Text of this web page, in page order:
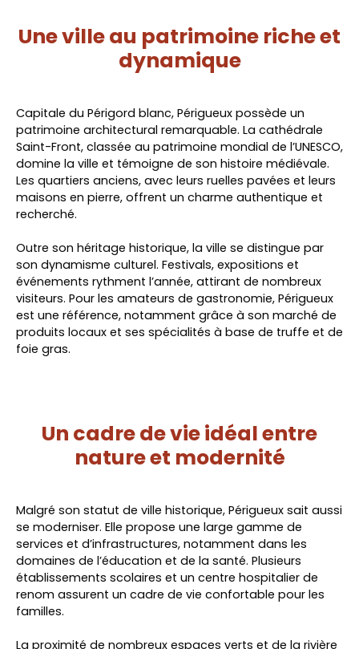
Une ville au patrimoine riche et
dynamique
Capitale du Périgord blanc, Périgueux possède un
patrimoine architectural remarquable. La cathédrale
Saint-Front, classée au patrimoine mondial de l’UNESCO,
domine la ville et témoigne de son histoire médiévale.
Les quartiers anciens, avec leurs ruelles pavées et leurs
maisons en pierre, offrent un charme authentique et
recherché.
Outre son héritage historique, la ville se distingue par
son dynamisme culturel. Festivals, expositions et
événements rythment l’année, attirant de nombreux
visiteurs. Pour les amateurs de gastronomie, Périgueux
est une référence, notamment grâce à son marché de
produits locaux et ses spécialités à base de truffe et de
foie gras.
Un cadre de vie idéal entre
nature et modernité
Malgré son statut de ville historique, Périgueux sait aussi
se moderniser. Elle propose une large gamme de
services et d’infrastructures, notamment dans les
domaines de l’éducation et de la santé. Plusieurs
établissements scolaires et un centre hospitalier de
renom assurent un cadre de vie confortable pour les
familles.
La proximité de nombreux espaces verts et de la rivière